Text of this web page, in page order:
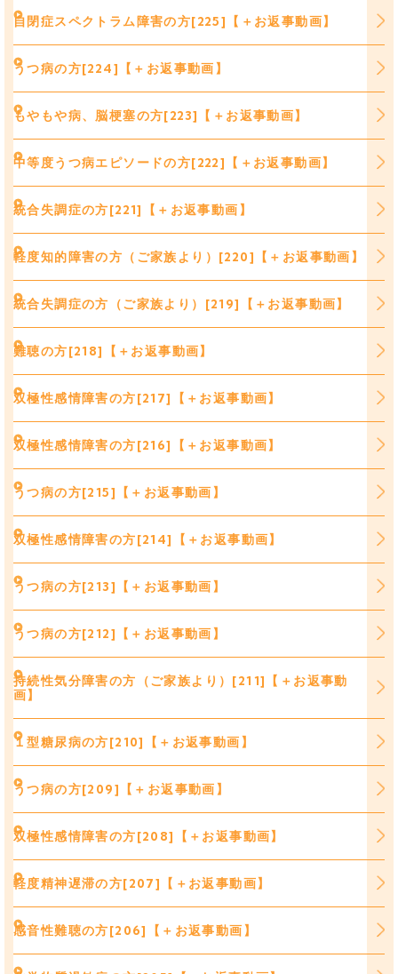
自閉症スペクトラム障害の方[225]【＋お返事動画】
うつ病の方[224]【＋お返事動画】
もやもや病、脳梗塞の方[223]【＋お返事動画】
中等度うつ病エピソードの方[222]【＋お返事動画】
統合失調症の方[221]【＋お返事動画】
軽度知的障害の方（ご家族より）[220]【＋お返事動画】
統合失調症の方（ご家族より）[219]【＋お返事動画】
難聴の方[218]【＋お返事動画】
双極性感情障害の方[217]【＋お返事動画】
双極性感情障害の方[216]【＋お返事動画】
うつ病の方[215]【＋お返事動画】
双極性感情障害の方[214]【＋お返事動画】
うつ病の方[213]【＋お返事動画】
うつ病の方[212]【＋お返事動画】
持続性気分障害の方（ご家族より）[211]【＋お返事動
画】
１型糖尿病の方[210]【＋お返事動画】
うつ病の方[209]【＋お返事動画】
双極性感情障害の方[208]【＋お返事動画】
軽度精神遅滞の方[207]【＋お返事動画】
感音性難聴の方[206]【＋お返事動画】